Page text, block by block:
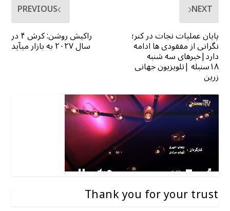
PREVIOUS
راکیش روشن: کرش ۴ در
سال ۲۰۲۷ به بازار میآید
NEXT
پایان عملیات نجات در کنر؛
نگرانی از مفقودی ها ادامه
دارد|خبرهای سه شنبه
۱۸سنبله |تلویزیون جهانی
زرین
Thank you for your trust